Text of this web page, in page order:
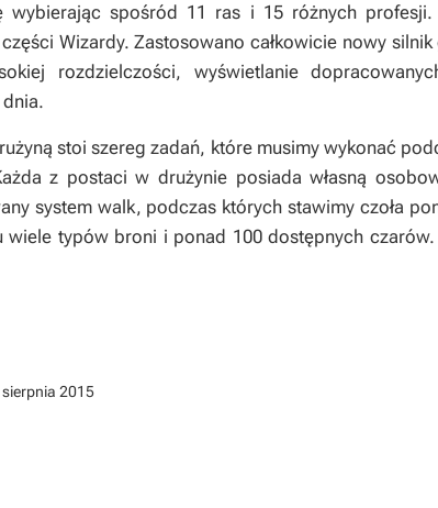
wybierając spośród 11 ras i 15 różnych
Wizardy. Zastosowano całkowicie nowy
rozdzielczości, wyświetlanie
stoi szereg zadań, które musimy wykonać
z postaci w drużynie posiada własną
system walk, podczas których stawimy czoła
typów broni i ponad 100 dostępnych
sierpnia 2015